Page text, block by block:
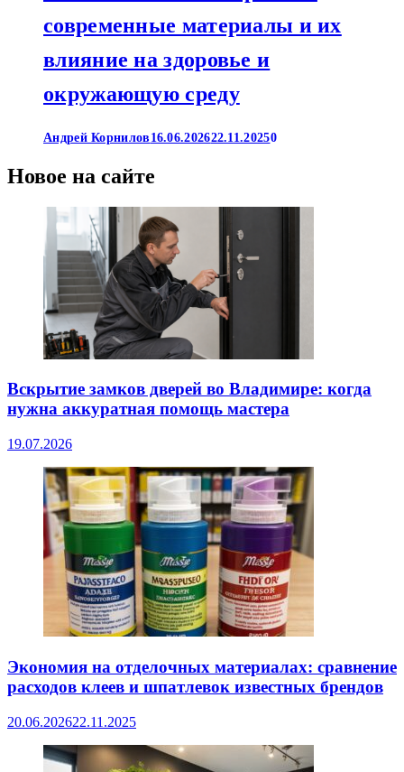
современные материалы и их
влияние на здоровье и
окружающую среду
Андрей Корнилов 16.06.202622.11.20250
Новое на сайте
Вскрытие замков дверей во Владимире: когда
нужна аккуратная помощь мастера
19.07.2026
Экономия на отделочных материалах: сравнение
расходов клеев и шпатлевок известных брендов
20.06.202622.11.2025